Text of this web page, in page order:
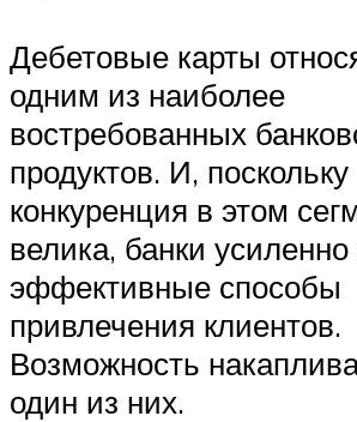
Дебетовые карты
одним из наиболее
востребованных
продуктов. И, поскольку
конкуренция в этом
велика, банки
эффективные способы
привлечения клиентов.
Возможность
один из них.